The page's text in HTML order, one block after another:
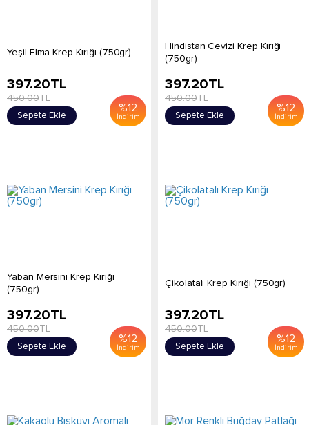
Yeşil Elma Krep Kırığı (750gr)
%12
İndirim
397.20TL
450.00TL
Sepete Ekle
Hindistan Cevizi Krep Kırığı
(750gr)
%12
İndirim
397.20TL
450.00TL
Sepete Ekle
Yaban Mersini Krep Kırığı
(750gr)
%12
İndirim
397.20TL
450.00TL
Sepete Ekle
Çikolatalı Krep Kırığı (750gr)
%12
İndirim
397.20TL
450.00TL
Sepete Ekle